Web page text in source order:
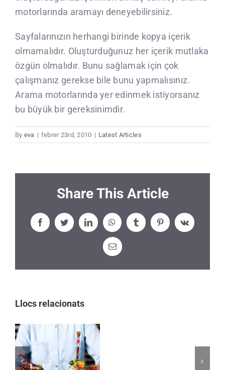
motorlarında aramayı deneyebilirsiniz.
Sayfalarınızın herhangi birinde kopya içerik
olmamalıdır. Oluşturduğunuz her içerik mutlaka
özgün olmalıdır. Bunu sağlamak için çok
çalışmanız gerekse bile bunu yapmalısınız.
Arama motorlarında yer edinmek istiyorsanız
bu büyük bir gereksinimdir.
By eva | febrer 23rd, 2010 | Latest Articles
Share This Article
FacebookTwitterLinkedInWhatsAppTumblrPinterestVk
Email:
Llocs relacionats